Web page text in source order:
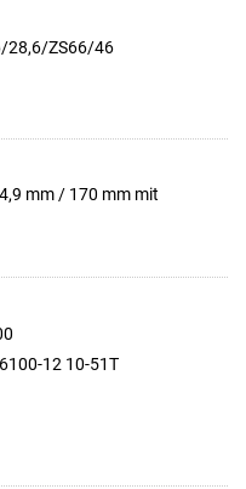
28,6/ZS66/46
mm / 170 mm mit
12 10-51T